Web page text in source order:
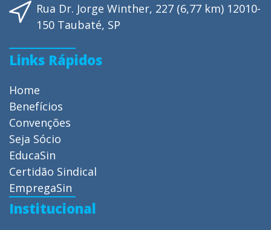
Rua Dr. Jorge Winther, 227 (6,77 km) 12010-
150 Taubaté, SP
Links Rápidos
Home
Benefícios
Convenções
Seja Sócio
EducaSin
Certidão Sindical
EmpregaSin
Institucional